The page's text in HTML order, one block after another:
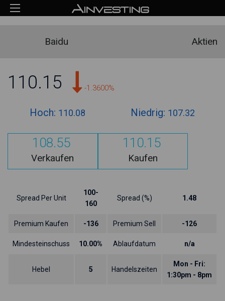
Baidu Aktien
110.15 -1.3600%
Hoch: 110.08 Niedrig: 107.32
108.55
Verkaufen
110.15
Kaufen
Spread Per Unit
100-
160
Spread (%) 1.48
Premium Kaufen -136 Premium Sell -126
Mindesteinschuss 10.00% Ablaufdatum n/a
Hebel 5 Handelszeiten
Mon - Fri:
1:30pm - 8pm